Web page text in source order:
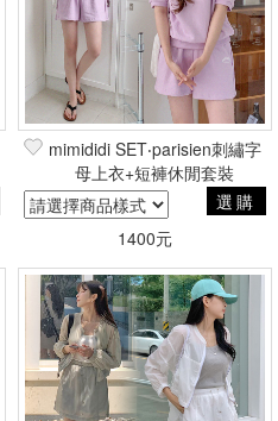
mimididi SET‧parisien刺繡字
母上衣+短褲休閒套裝
選購
1400元